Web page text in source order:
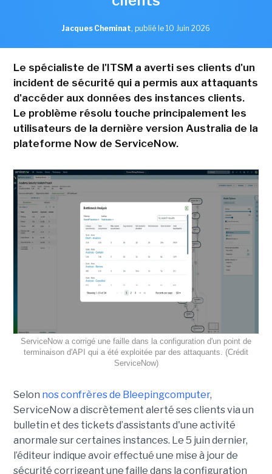
Jacques Cheminat, publié le 10 Juin 2026
Le spécialiste de l'ITSM a averti ses clients d'un
incident de sécurité qui a permis aux attaquants
d'accéder aux données des instances clients.
Le problème résolu touche principalement les
utilisateurs de la dernière version Australia de la
plateforme Now de ServiceNow.
ServiceNow a corrigé une faille dans la configuration d'un point de
terminaison d'API qui a été exploitée par des attaquants. (Crédit
ServiceNow)
Selon nos confrères de Bleepingcomputer,
ServiceNow a discrètement alerté ses clients via un
bulletin et des tickets d’assistants d'une activité
anormale sur certaines instances. Le 5 juin dernier,
l’éditeur indique avoir effectué une mise à jour de
sécurité corrigeant une faille dans la configuration